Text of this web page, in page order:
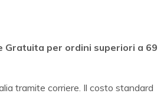
Gratuita per ordini superiori a 69
tramite corriere. Il costo standard